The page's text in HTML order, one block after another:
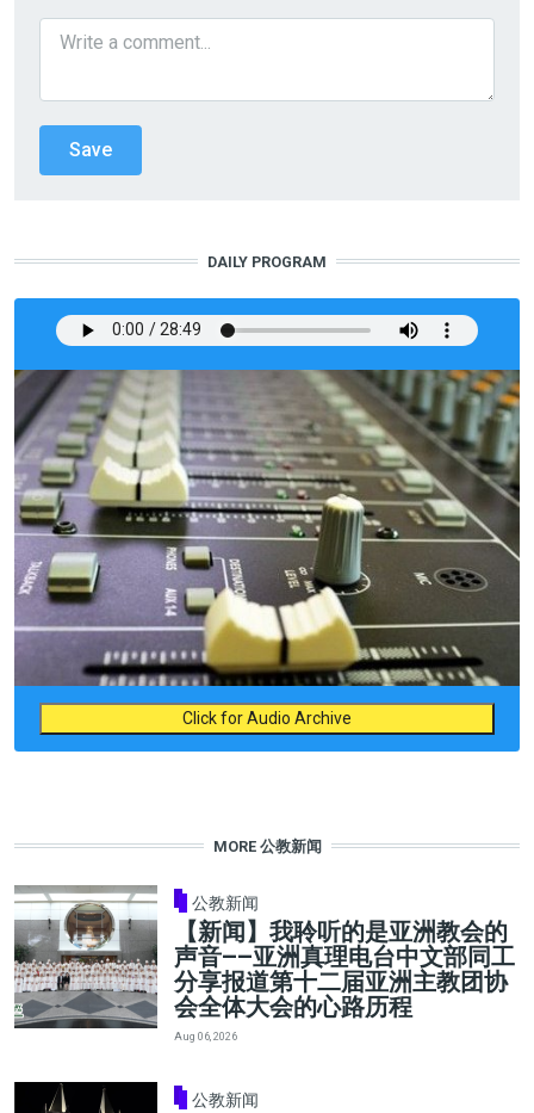
DAILY PROGRAM
Click for Audio Archive
MORE 公教新闻
公教新闻
【新闻】我聆听的是亚洲教会的
声音——亚洲真理电台中文部同工
分享报道第十二届亚洲主教团协
会全体大会的心路历程
Aug 06, 2026
公教新闻